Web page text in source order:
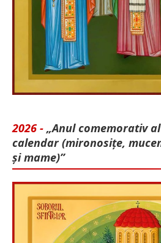
2026 - „Anul comemorativ
calendar (mironosițe,
și mame)”